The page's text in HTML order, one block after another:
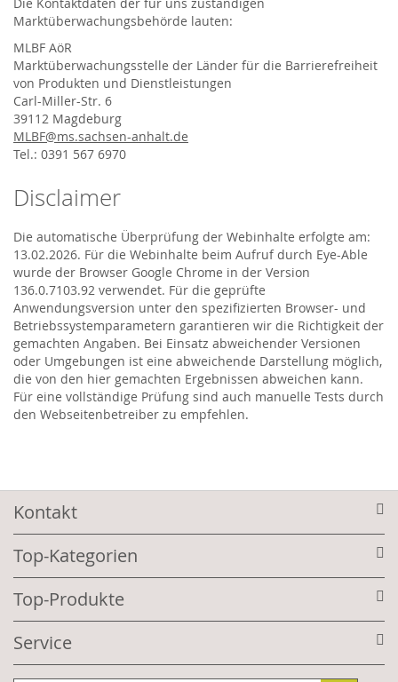
Marktüberwachungsbehörde lauten:
MLBF AöR
Marktüberwachungsstelle der Länder für die Barrierefreiheit
von Produkten und Dienstleistungen
Carl-Miller-Str. 6
39112 Magdeburg
MLBF@ms.sachsen-​anhalt.de
Tel.: 0391 567 6970
Disclaimer
Die automatische Überprüfung der Webinhalte erfolgte am:
13.02.2026. Für die Webinhalte beim Aufruf durch Eye-Able
wurde der Browser Google Chrome in der Version
136.0.7103.92 verwendet. Für die geprüfte
Anwendungsversion unter den spezifizierten Browser- und
Betriebssystemparametern garantieren wir die Richtigkeit der
gemachten Angaben. Bei Einsatz abweichender Versionen
oder Umgebungen ist eine abweichende Darstellung möglich,
die von den hier gemachten Ergebnissen abweichen kann.
Für eine vollständige Prüfung sind auch manuelle Tests durch
den Webseitenbetreiber zu empfehlen.
Kontakt
Top-Kategorien
Top-Produkte
Service